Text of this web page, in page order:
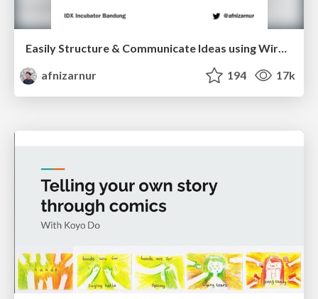
Easily Structure & Communicate Ideas using Wireframe
afnizarnur
194 17k